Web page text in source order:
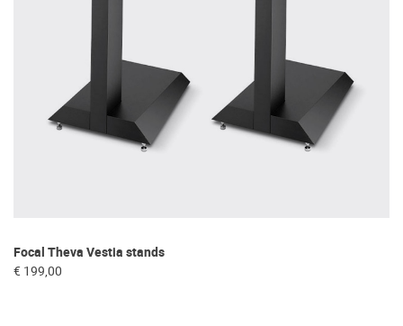
Focal Theva Vestia stands
€ 199,00